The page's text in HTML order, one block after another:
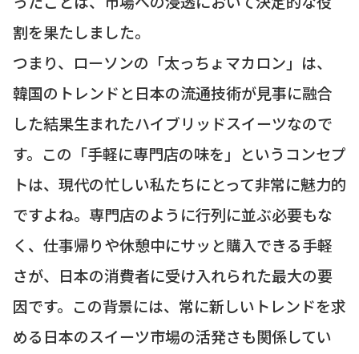
割を果たしました。
つまり、ローソンの「太っちょマカロン」は、
韓国のトレンドと日本の流通技術が見事に融合
した結果生まれたハイブリッドスイーツなので
す。この「手軽に専門店の味を」というコンセプ
トは、現代の忙しい私たちにとって非常に魅力的
ですよね。専門店のように行列に並ぶ必要もな
く、仕事帰りや休憩中にサッと購入できる手軽
さが、日本の消費者に受け入れられた最大の要
因です。この背景には、常に新しいトレンドを求
める日本のスイーツ市場の活発さも関係してい